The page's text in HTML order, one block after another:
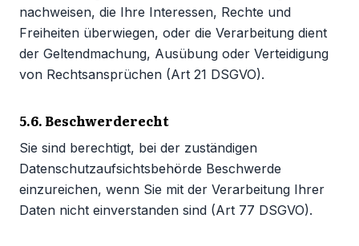
nachweisen, die Ihre Interessen, Rechte und
Freiheiten überwiegen, oder die Verarbeitung dient
der Geltendmachung, Ausübung oder Verteidigung
von Rechtsansprüchen (Art 21 DSGVO).
5.6. Beschwerderecht
Sie sind berechtigt, bei der zuständigen
Datenschutzaufsichtsbehörde Beschwerde
einzureichen, wenn Sie mit der Verarbeitung Ihrer
Daten nicht einverstanden sind (Art 77 DSGVO).